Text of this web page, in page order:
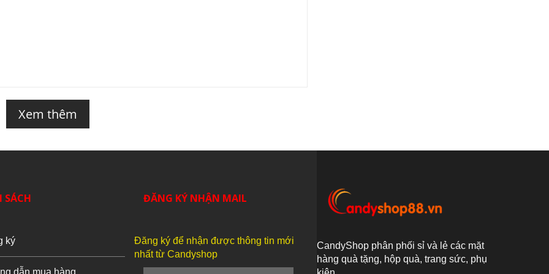
Xem thêm
SÁCH
ký
dẫn mua hàng
ĐĂNG KÝ NHẬN MAIL
Đăng ký để nhận được thông tin mới
nhất từ Candyshop
CandyShop phân phối sỉ và lẻ các mặt
hàng quà tặng, hộp quà, trang sức, phụ